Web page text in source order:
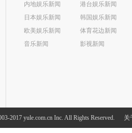
内地娱乐新闻
港台娱乐新闻
日本娱乐新闻
韩国娱乐新闻
欧美娱乐新闻
体育花边新闻
音乐新闻
影视新闻
2017 yule.com.cn Inc. All Rights Reserved. 关